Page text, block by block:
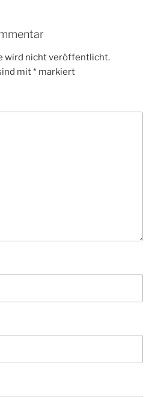
wird nicht veröffentlicht.
mit* markiert